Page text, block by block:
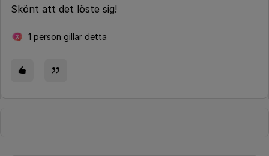
Skönt att det löste sig!
X 1 person gillar detta